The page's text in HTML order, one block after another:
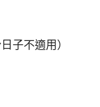
子不適用）